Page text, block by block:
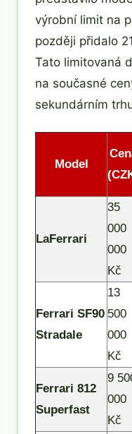
výrobní limit na
později přidalo
Tato limitovaná
na současné
sekundárním
Model
LaFerrari
35
000
000
Kč
Ferrari SF90
Stradale
13
500
000
Kč
Ferrari 812
Superfast
9
000
Kč